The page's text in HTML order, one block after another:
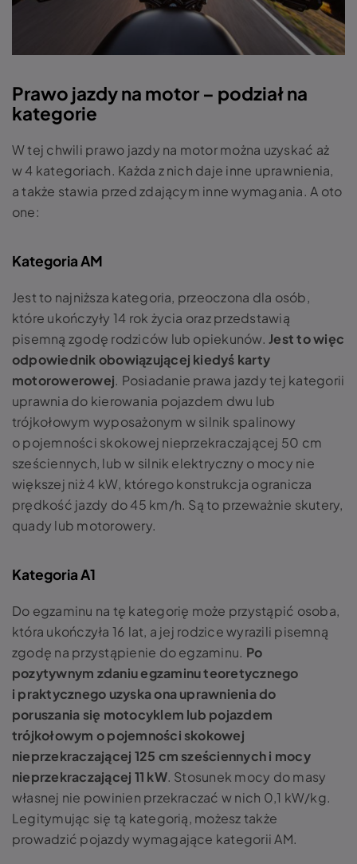
Prawo jazdy na motor – podział na
kategorie
W tej chwili prawo jazdy na motor można uzyskać aż
w 4 kategoriach. Każda z nich daje inne uprawnienia,
a także stawia przed zdającym inne wymagania. A oto
one:
Kategoria AM
Jest to najniższa kategoria, przeoczona dla osób,
które ukończyły 14 rok życia oraz przedstawią
pisemną zgodę rodziców lub opiekunów.Jest to więc
odpowiednik obowiązującej kiedyś karty
motorowerowej. Posiadanie prawa jazdy tej kategorii
uprawnia do kierowania pojazdem dwu lub
trójkołowym wyposażonym w silnik spalinowy
o pojemności skokowej nieprzekraczającej 50 cm
sześciennych, lub w silnik elektryczny o mocy nie
większej niż 4 kW, którego konstrukcja ogranicza
prędkość jazdy do 45 km/h. Są to przeważnie skutery,
quady lub motorowery.
Kategoria A1
Do egzaminu na tę kategorię może przystąpić osoba,
która ukończyła 16 lat, a jej rodzice wyrazili pisemną
zgodę na przystąpienie do egzaminu. Po
pozytywnym zdaniu egzaminu teoretycznego
i praktycznego uzyska ona uprawnienia do
poruszania się motocyklem lub pojazdem
trójkołowym o pojemności skokowej
nieprzekraczającej 125 cm sześciennych i mocy
nieprzekraczającej 11 kW. Stosunek mocy do masy
własnej nie powinien przekraczać w nich 0,1 kW/kg.
Legitymując się tą kategorią, możesz także
prowadzić pojazdy wymagające kategorii AM.